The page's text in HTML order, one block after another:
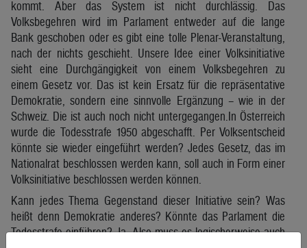
kommt. Aber das System ist nicht durchlässig. Das
Volksbegehren wird im Parlament entweder auf die lange
Bank geschoben oder es gibt eine tolle Plenar-Veranstaltung,
nach der nichts geschieht. Unsere Idee einer Volksinitiative
sieht eine Durchgängigkeit von einem Volksbegehren zu
einem Gesetz vor. Das ist kein Ersatz für die repräsentative
Demokratie, sondern eine sinnvolle Ergänzung – wie in der
Schweiz. Die ist auch noch nicht untergegangen.In Österreich
wurde die Todesstrafe 1950 abgeschafft. Per Volksentscheid
könnte sie wieder eingeführt werden? Jedes Gesetz, das im
Nationalrat beschlossen werden kann, soll auch in Form einer
Volksinitiative beschlossen werden können.
Kann jedes Thema Gegenstand dieser Initiative sein? Was
heißt denn Demokratie anderes? Könnte das Parlament die
Todesstrafe einführen? Ja. Also muss es logischerweise auch